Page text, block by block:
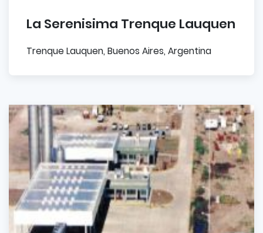
La Serenisima Trenque Lauquen
Trenque Lauquen, Buenos Aires, Argentina